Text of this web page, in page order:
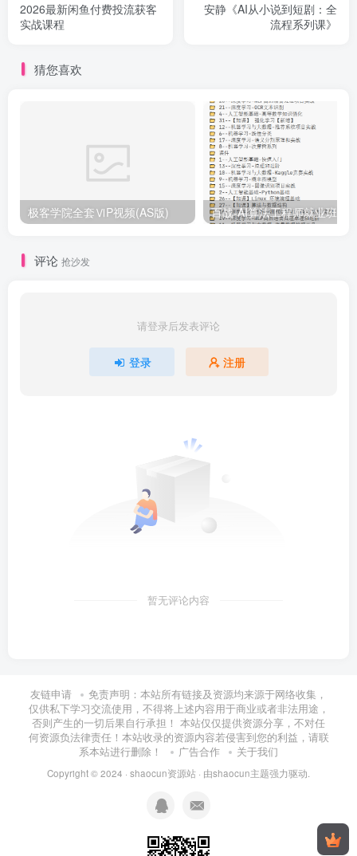
2026最新闲鱼付费投流获客
实战课程
安静《AI从小说到短剧：全
流程系列课》
猜您喜欢
极客学院全套ⅥP视频(AS版)
评论 抢沙发
请登录后发表评论
登录 注册
暂无评论内容
友链申请
免责声明：本站所有链接及资源均来源于网络收集，
仅供私下学习交流使用，不得将上述内容用于商业或者非法用途，
否则产生的一切后果自行承担！ 本站仅仅提供资源分享，不对任
何资源负法律责任！本站收录的资源内容若侵害到您的利益，请联
系本站进行删除！
广告合作 关于我们
Copyright © 2024 · shaocun资源站 · 由shaocun主题强力驱动.